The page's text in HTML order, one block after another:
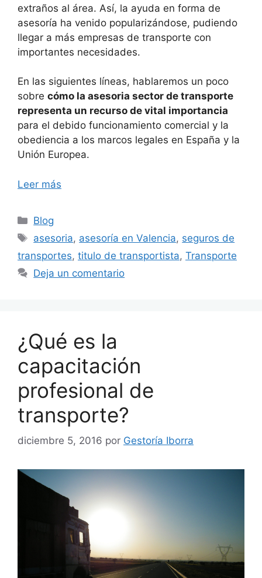
extraños al área. Así, la ayuda en forma de
asesoría ha venido popularizándose, pudiendo
llegar a más empresas de transporte con
importantes necesidades.
En las siguientes líneas, hablaremos un poco
sobre cómo la asesoria sector de transporte
representa un recurso de vital importancia
para el debido funcionamiento comercial y la
obediencia a los marcos legales en España y la
Unión Europea.
Leer más
Blog
asesoria, asesoría en Valencia, seguros de
transportes, titulo de transportista, Transporte
Deja un comentario
¿Qué es la
capacitación
profesional de
transporte?
diciembre 5, 2016 por Gestoría Iborra